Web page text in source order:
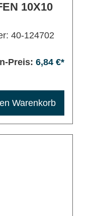
10X10
40-124702
Preis: 6,84 €*
Warenkorb